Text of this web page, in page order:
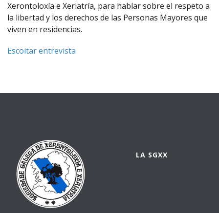
Xerontoloxía e Xeriatría, para hablar sobre el respeto a
la libertad y los derechos de las Personas Mayores que
viven en residencias.
Escoitar entrevista
LA SGXX